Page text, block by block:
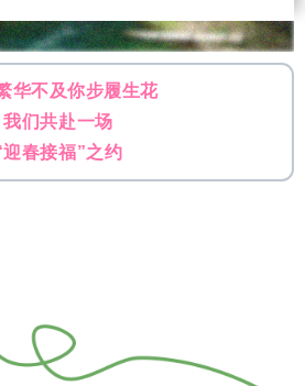
华不及你步履生花
我们共赴一场
迎春接福”之约